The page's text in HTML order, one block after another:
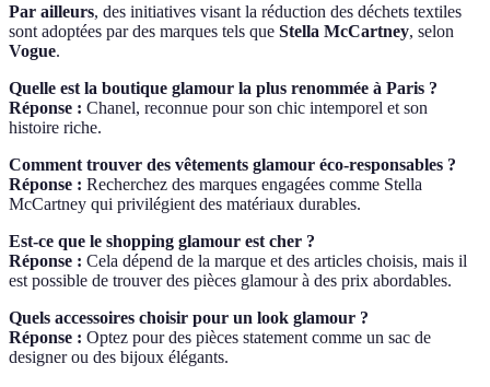
Par ailleurs, des initiatives visant la réduction des déchets textiles
sont adoptées par des marques tels que Stella McCartney, selon
Vogue.
Quelle est la boutique glamour la plus renommée à Paris ?
Réponse : Chanel, reconnue pour son chic intemporel et son
histoire riche.
Comment trouver des vêtements glamour éco-responsables ?
Réponse : Recherchez des marques engagées comme Stella
McCartney qui privilégient des matériaux durables.
Est-ce que le shopping glamour est cher ?
Réponse : Cela dépend de la marque et des articles choisis, mais il
est possible de trouver des pièces glamour à des prix abordables.
Quels accessoires choisir pour un look glamour ?
Réponse : Optez pour des pièces statement comme un sac de
designer ou des bijoux élégants.